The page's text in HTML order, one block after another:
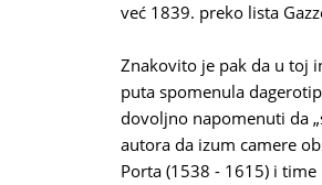
već 1839. preko lista
Znakovito je pak da u toj
puta spomenula
dovoljno napomenuti da
autora da izum camere
Porta (1538 - 1615) i